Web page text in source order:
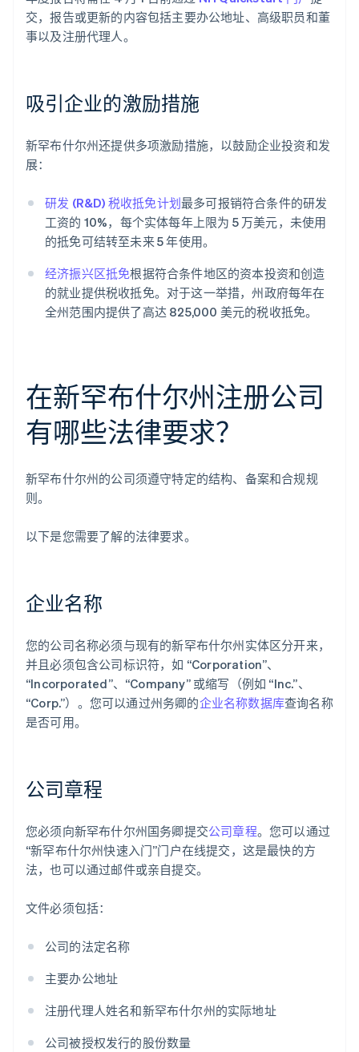
交，报告或更新的内容包括主要办公地址、高级职员和董
事以及注册代理人。
吸引企业的激励措施
新罕布什尔州还提供多项激励措施，以鼓励企业投资和发
展：
研发 (R&D) 税收抵免计划最多可报销符合条件的研发
工资的 10%，每个实体每年上限为 5 万美元，未使用
的抵免可结转至未来 5 年使用。
经济振兴区抵免根据符合条件地区的资本投资和创造
的就业提供税收抵免。对于这一举措，州政府每年在
全州范围内提供了高达 825,000 美元的税收抵免。
在新罕布什尔州注册公司
有哪些法律要求？
新罕布什尔州的公司须遵守特定的结构、备案和合规规
则。
以下是您需要了解的法律要求。
企业名称
您的公司名称必须与现有的新罕布什尔州实体区分开来，
并且必须包含公司标识符，如 “Corporation”、
“Incorporated”、“Company” 或缩写（例如 “Inc.”、
“Corp.”）。您可以通过州务卿的企业名称数据库查询名称
是否可用。
公司章程
您必须向新罕布什尔州国务卿提交公司章程。您可以通过
“新罕布什尔州快速入门”门户在线提交，这是最快的方
法，也可以通过邮件或亲自提交。
文件必须包括：
公司的法定名称
主要办公地址
注册代理人姓名和新罕布什尔州的实际地址
公司被授权发行的股份数量